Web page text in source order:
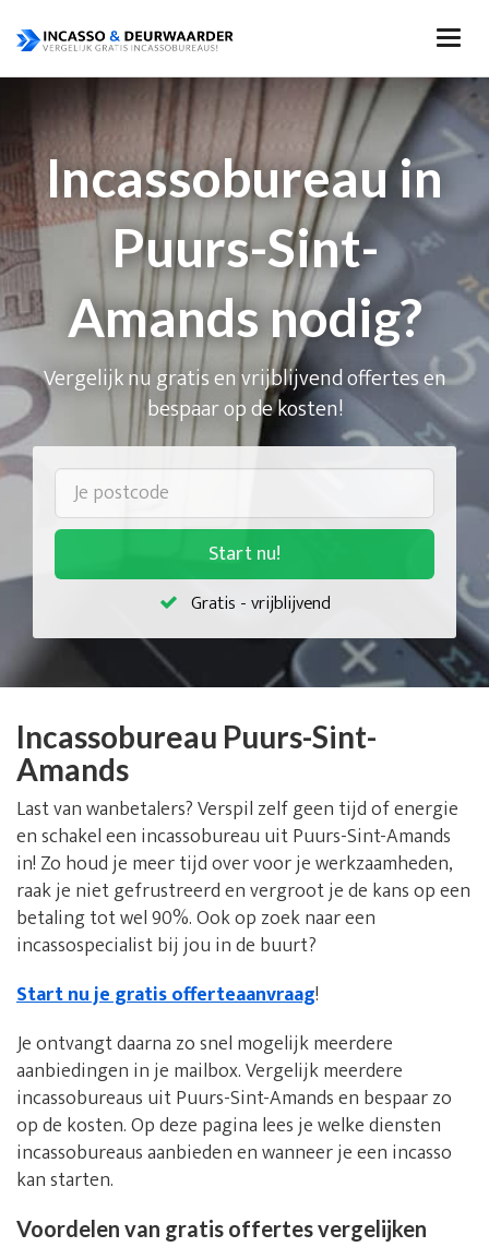
Incassobureau in
Puurs-Sint-
Amands nodig?
Vergelijk nu gratis en vrijblijvend offertes en
bespaar op de kosten!
Start nu!
Gratis - vrijblijvend
Incassobureau Puurs-Sint-
Amands
Last van wanbetalers? Verspil zelf geen tijd of energie
en schakel een incassobureau uit Puurs-Sint-Amands
in! Zo houd je meer tijd over voor je werkzaamheden,
raak je niet gefrustreerd en vergroot je de kans op een
betaling tot wel 90%. Ook op zoek naar een
incassospecialist bij jou in de buurt?
Start nu je gratis offerteaanvraag!
Je ontvangt daarna zo snel mogelijk meerdere
aanbiedingen in je mailbox. Vergelijk meerdere
incassobureaus uit Puurs-Sint-Amands en bespaar zo
op de kosten. Op deze pagina lees je welke diensten
incassobureaus aanbieden en wanneer je een incasso
kan starten.
Voordelen van gratis offertes vergelijken